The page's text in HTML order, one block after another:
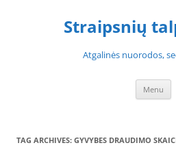
Straipsnių
Atgalinės nuorodos,
Menu
TAG ARCHIVES: GYVYBES DRAUDIMO